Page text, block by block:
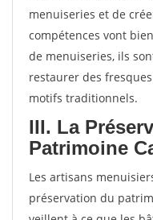
menuiseries et de
compétences vont
de menuiseries, ils
restaurer des
motifs traditionnels.
III. La
Patrimoine
Les artisans
préservation du